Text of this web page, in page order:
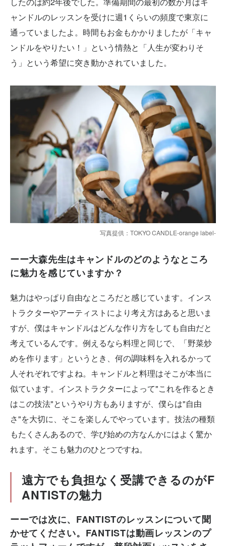
ャンドルのレッスンを受けに週1くらいの頻度で東京に
通っていましたよ。時間もお金もかかりましたが「キャ
ンドルをやりたい！」という情熱と「人生が変わりそ
う」という希望に突き動かされていました。
写真提供：TOKYO CANDLE-orange label-
ーー大森先生はキャンドルのどのようなところ
に魅力を感じていますか？
魅力はやっぱり自由なところだと感じています。インス
トラクターやアーティストにより考え方はあると思いま
すが、僕はキャンドルはどんな作り方をしても自由だと
考えているんです。例えるなら料理と同じで、「野菜炒
めを作ります」というとき、何の調味料を入れるかって
人それぞれですよね。キャンドルと料理はそこが本当に
似ています。インストラクターによって"これを作るとき
はこの技法"というやり方もありますが、僕らは"自由
さ"を大切に、そこを楽しんでやっています。技法の種類
もたくさんあるので、学び始めの方なんかにはよく驚か
れます。そこも魅力のひとつですね。
遠方でも負担なく受講できるのがF
ANTISTの魅力
ーーでは次に、FANTISTのレッスンについて聞
かせてください。FANTISTは動画レッスンのプ